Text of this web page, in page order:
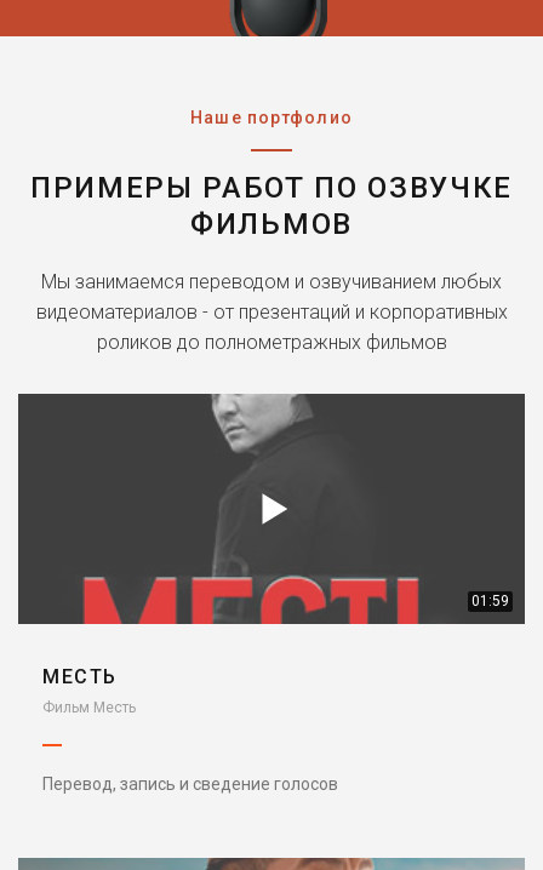
Наше портфолио
ПРИМЕРЫ РАБОТ ПО ОЗВУЧКЕ
ФИЛЬМОВ
Мы занимаемся переводом и озвучиванием любых
видеоматериалов - от презентаций и корпоративных
роликов до полнометражных фильмов
01:59
МЕСТЬ
Фильм Месть
Перевод, запись и сведение голосов